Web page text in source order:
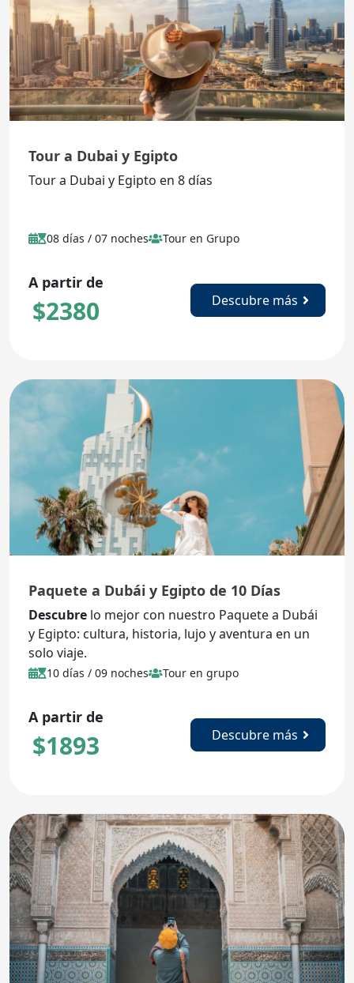
Tour a Dubai y Egipto
Tour a Dubai y Egipto en 8 días
08 días / 07 noches Tour en Grupo
A partir de
$2380 Descubre más
Paquete a Dubái y Egipto de 10 Días
Descubre lo mejor con nuestro Paquete a Dubái
y Egipto: cultura, historia, lujo y aventura en un
solo viaje.
10 días / 09 noches Tour en grupo
A partir de
$1893 Descubre más